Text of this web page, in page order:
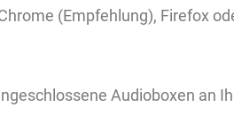
(Empfehlung), Firefox
Audioboxen an